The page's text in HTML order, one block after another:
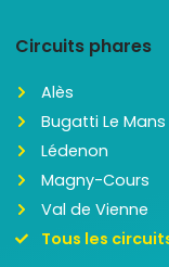
Circuits phares
Alès
Bugatti Le Mans
Lédenon
Magny-Cours
Val de Vienne
Tous les